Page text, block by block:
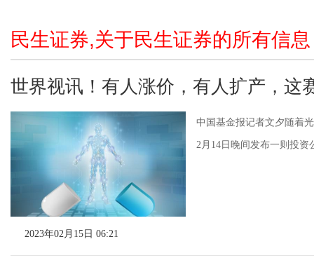
民生证券,关于民生证券的所有信息
世界视讯！有人涨价，有人扩产，这
中国基金报记者文夕随着
2月14日晚间发布一则投
2023年02月15日 06:21